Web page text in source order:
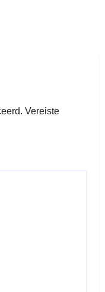
Vereiste